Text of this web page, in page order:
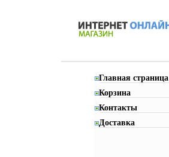
Главная страница
Корзина
Контакты
Доставка